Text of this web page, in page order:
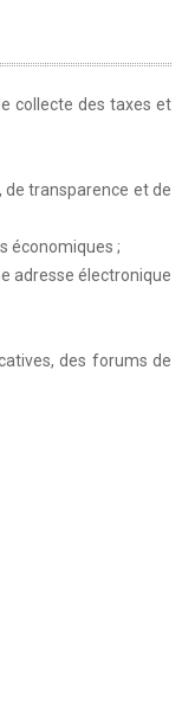
collecte des taxes et
de transparence et de
économiques ;
adresse électronique
des forums de